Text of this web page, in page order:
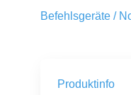
Befehlsgeräte /
Produktinfo